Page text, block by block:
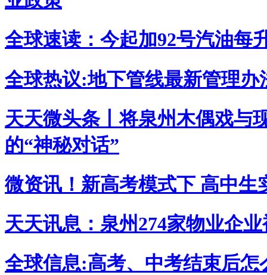
全球速读：今起加92号汽油每
全球热议:地下管线最新管理办
天天微头条丨将泉州木偶戏与
的“神秘对话”
微资讯！新高考模式下 高中生
天天讯息：泉州274家物业企
全球信息:高考、中考结束后